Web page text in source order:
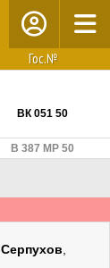
Гос.№
ВК 051 50
В 387 МР 50
Серпухов,